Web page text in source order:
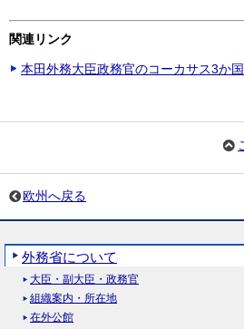
関連リンク
本田外務大臣政務官のコーカサス3か
欧州へ戻る
外務省について
大臣・副大臣・政務官
組織案内・所在地
在外公館